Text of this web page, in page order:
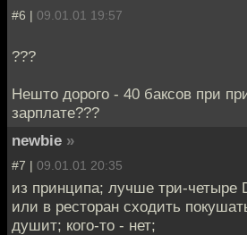
#6 | 09.01.01 19:57
???
Нешто дорого - 40 баксов при
зарплате???
newbie »
#7 | 09.01.01 20:35
из принципа; лучше три-четыре
или в ресторан сходить
душит; кого-то - нет;